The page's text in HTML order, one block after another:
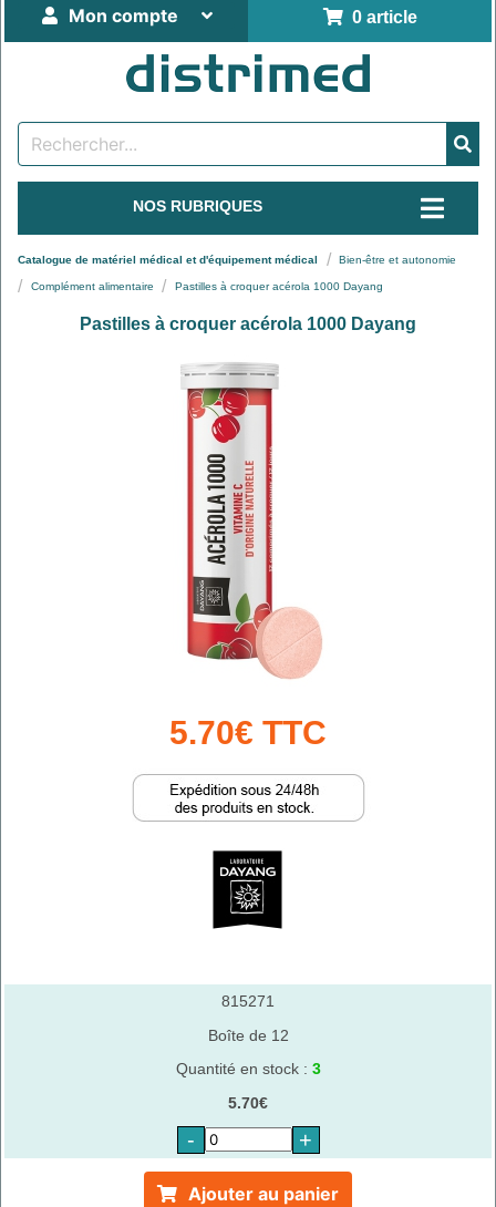
0 article
Mon compte
NOS RUBRIQUES
Catalogue de matériel médical et d'équipement médical Bien-être et autonomie
Complément alimentaire Pastilles à croquer acérola 1000 Dayang
Pastilles à croquer acérola 1000 Dayang
5.70€ TTC
815271
Boîte de 12
Quantité en stock : 3
5.70€
- +
Ajouter au panier